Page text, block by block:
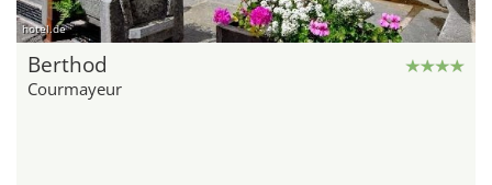
hotel.de
Berthod
Courmayeur